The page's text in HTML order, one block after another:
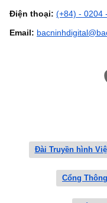
Điện thoại: (+84) - 0204
Email:
Đài Truyền hình
Cổng